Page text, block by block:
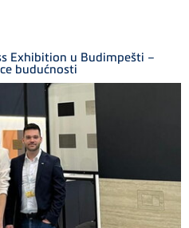
Exhibition u Budimpešti –
budućnosti